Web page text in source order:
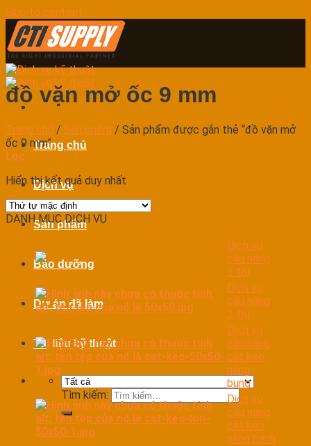
Skip to content
Trang chủ
Dịch vụ
Sản phẩm
Bảo dưỡng
Dự án đã làm
Tài liệu kỹ thuật
Tìm kiếm:
đồ vặn mở ốc 9 mm
Trang chủ / Sản phẩm / Sản phẩm được gắn thẻ “đồ vặn mở
ốc 9 mm”
Lọc
Hiển thị kết quả duy nhất
DANH MỤC DỊCH VỤ
Dịch vụ
cầu nâng
1 trụ
Dịch vụ
cầu nâng
2 trụ
Dịch vụ
cầu nâng
cắt kéo
nâng
bụng
Dịch vụ
cầu nâng
cắt kéo
nâng bánh